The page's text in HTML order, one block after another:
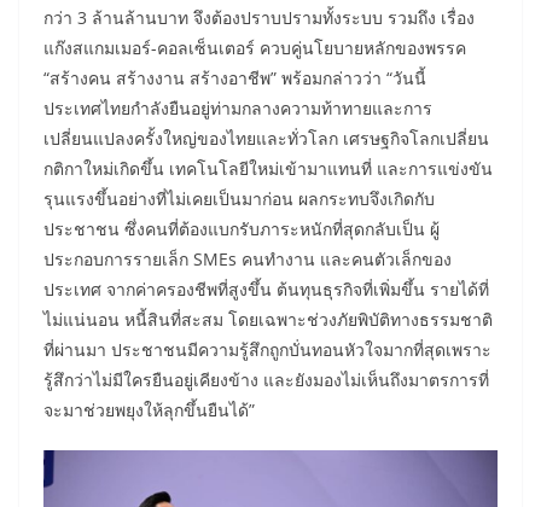
กว่า 3 ล้านล้านบาท จึงต้องปราบปรามทั้งระบบ รวมถึง เรื่อง
แก๊งสแกมเมอร์-คอลเซ็นเตอร์ ควบคู่นโยบายหลักของพรรค
“สร้างคน สร้างงาน สร้างอาชีพ” พร้อมกล่าวว่า “วันนี้
ประเทศไทยกำลังยืนอยู่ท่ามกลางความท้าทายและการ
เปลี่ยนแปลงครั้งใหญ่ของไทยและทั่วโลก เศรษฐกิจโลกเปลี่ยน
กติกาใหม่เกิดขึ้น เทคโนโลยีใหม่เข้ามาแทนที่ และการแข่งขัน
รุนแรงขึ้นอย่างที่ไม่เคยเป็นมาก่อน ผลกระทบจึงเกิดกับ
ประชาชน ซึ่งคนที่ต้องแบกรับภาระหนักที่สุดกลับเป็น ผู้
ประกอบการรายเล็ก SMEs คนทำงาน และคนตัวเล็กของ
ประเทศ จากค่าครองชีพที่สูงขึ้น ต้นทุนธุรกิจที่เพิ่มขึ้น รายได้ที่
ไม่แน่นอน หนี้สินที่สะสม โดยเฉพาะช่วงภัยพิบัติทางธรรมชาติ
ที่ผ่านมา ประชาชนมีความรู้สึกถูกบั่นทอนหัวใจมากที่สุดเพราะ
รู้สึกว่าไม่มีใครยืนอยู่เคียงข้าง และยังมองไม่เห็นถึงมาตรการที่
จะมาช่วยพยุงให้ลุกขึ้นยืนได้”